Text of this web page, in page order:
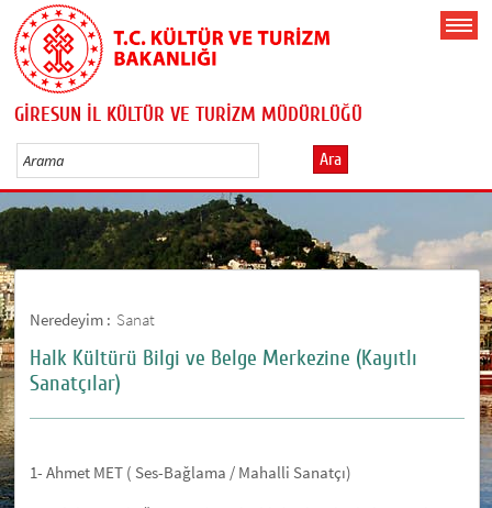
GİRESUN İL KÜLTÜR VE TURİZM MÜDÜRLÜĞÜ
Ara
Neredeyim : Sanat
Halk Kültürü Bilgi ve Belge Merkezine (Kayıtlı
Sanatçılar)
1- Ahmet MET ( Ses-Bağlama / Mahalli Sanatçı)